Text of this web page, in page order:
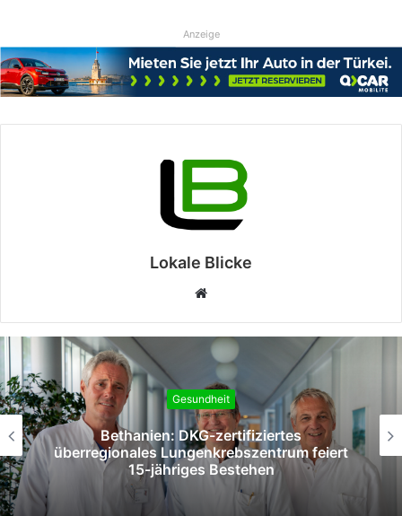
Anzeige
Lokale Blicke
Webseite
Gesundheit
Bethanien: DKG-zertifiziertes
überregionales Lungenkrebszentrum feiert
15-jähriges Bestehen